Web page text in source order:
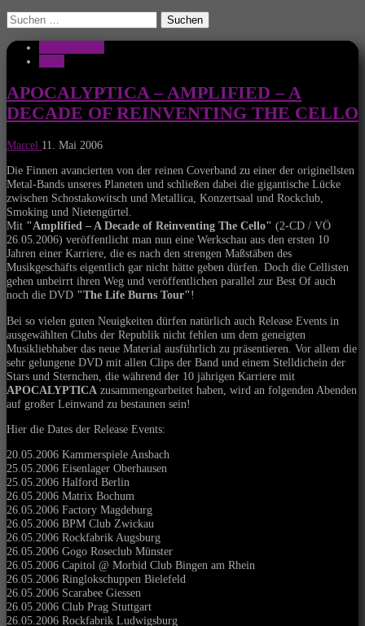
Suchen
nach:
APOCALYPTICA – AMPLIFIED – A
DECADE OF REINVENTING THE CELLO
Marcel 11. Mai 2006
Die Finnen avancierten von der reinen Coverband zu einer der originellsten
Metal-Bands unseres Planeten und schließen dabei die gigantische Lücke
zwischen Schostakowitsch und Metallica, Konzertsaal und Rockclub,
Smoking und Nietengürtel.
Mit "Amplified – A Decade of Reinventing The Cello" (2-CD / VÖ
26.05.2006) veröffentlicht man nun eine Werkschau aus den ersten 10
Jahren einer Karriere, die es nach den strengen Maßstäben des
Musikgeschäfts eigentlich gar nicht hätte geben dürfen. Doch die Cellisten
gehen unbeirrt ihren Weg und veröffentlichen parallel zur Best Of auch
noch die DVD "The Life Burns Tour"!
Bei so vielen guten Neuigkeiten dürfen natürlich auch Release Events in
ausgewählten Clubs der Republik nicht fehlen um dem geneigten
Musikliebhaber das neue Material ausführlich zu präsentieren. Vor allem die
sehr gelungene DVD mit allen Clips der Band und einem Stelldichein der
Stars und Sternchen, die während der 10 jährigen Karriere mit
APOCALYPTICA zusammengearbeitet haben, wird an folgenden Abenden
auf großer Leinwand zu bestaunen sein!
Hier die Dates der Release Events:
20.05.2006 Kammerspiele Ansbach
25.05.2006 Eisenlager Oberhausen
25.05.2006 Halford Berlin
26.05.2006 Matrix Bochum
26.05.2006 Factory Magdeburg
26.05.2006 BPM Club Zwickau
26.05.2006 Rockfabrik Augsburg
26.05.2006 Gogo Roseclub Münster
26.05.2006 Capitol @ Morbid Club Bingen am Rhein
26.05.2006 Ringlokschuppen Bielefeld
26.05.2006 Scarabee Giessen
26.05.2006 Club Prag Stuttgart
26.05.2006 Rockfabrik Ludwigsburg